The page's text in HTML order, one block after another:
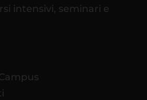
intensivi, seminari e